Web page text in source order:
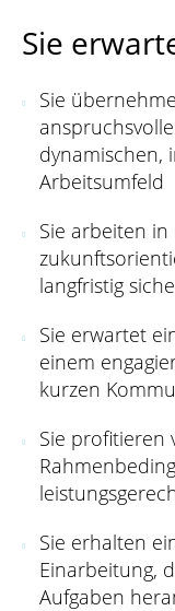
Sie
Sie
dynamischen,
Arbeitsumfeld
Sie arbeiten
langfristig
Sie erwartet
einem
kurzen
Sie profitieren
Sie erhalten
Einarbeitung,
Aufgaben